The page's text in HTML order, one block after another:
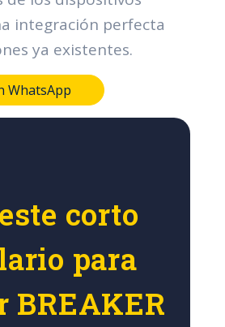
integración perfecta
ya existentes.
WhatsApp
corto
para
BREAKER